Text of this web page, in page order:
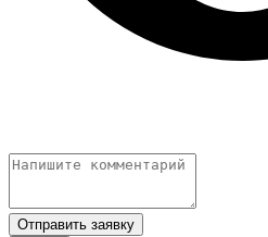
Отправить заявку